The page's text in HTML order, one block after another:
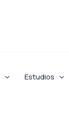
Estudios